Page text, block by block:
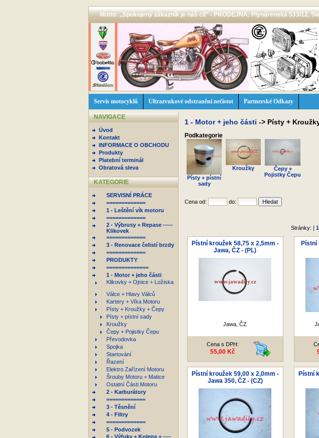
Motto: ,,Spokojený zákazník je náš cíl'' - PRODEJNA: Plynárenská 533/12,
Servis motocyklů Ultrazvukové odstranění nečistot Partnerské Odkazy
NAVIGACE
Úvod
Kontakt
INFORMACE O OBCHODU
Produkty
Platební terminál
Obratová sleva
KATEGORIE
SERVISNÍ PRÁCE
=============
1 - Leštění vík motoru
=============
2 - Výbrusy + Repase -----
Klikovek
=============
3 - Renovace čelistí brzdy
=============
PRODUKTY
==============
1 - Motor + jeho části
Klikovky + Ojnice + Ložiska
Válce + Hlavy Válců
Kartery + Víka Motoru
Písty + Kroužky + Čepy
Písty + pístní sady
Kroužky
Čepy + Pojistky Čepu
Převodovka
Spojka
Startování
Řazení
Elektro Zařízení Motoru
Šrouby Motoru + Matice
Ostatní Části Motoru
2 - Karburátory
=============
3 - Těsnění
4 - Filtry
=============
5 - Podvozek
6 - Výfuky + Kolena + ----
1 - Motor + jeho části -> Písty +
Podkategorie
Písty + pístní
sady
Kroužky
Čepy +
Pojistky Čepu
Cena od: do:
Stránky: | 1
Pístní kroužek 58,75 x 2,5mm -
Jawa, ČZ - (PL)
Jawa, ČZ
Cena s DPH:
55,00 Kč
Pístní
Pístní kroužek 59,00 x 2,0mm -
Jawa 350, ČZ - (CZ)
Pístní